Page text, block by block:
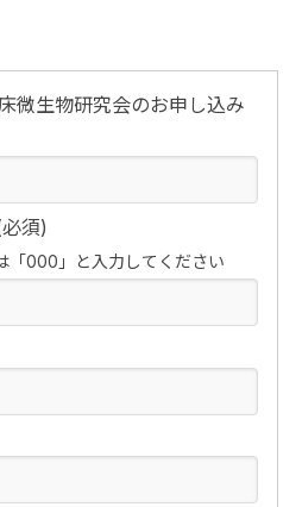
生物研究会のお申し込み
須)
000」と入力してください